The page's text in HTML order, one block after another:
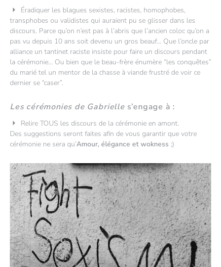
Éradiquer les blagues sexistes, racistes, homophobes,
transphobes ou validistes qui auraient pu se glisser dans les
discours. Parce qu’on n’est pas à l’abris que l’ancien coloc qu’on a
pas vu depuis 10 ans soit devenu un gros beauf... Que l’oncle par
alliance un tantinet raciste insiste pour faire un discours pendant
la cérémonie... Ou bien que le beau-frère énumère “les conquêtes”
du marié tel un mentor de la chasse à viande frustré de voir ce
dernier se “caser”.
Les cérémonies de Gabrielle s’engage à :
Relire TOUS les discours de la cérémonie en amont.
Des suggestions seront faites afin de vous garantir que votre
cérémonie ne sera qu’Amour, élégance et wokness ;)